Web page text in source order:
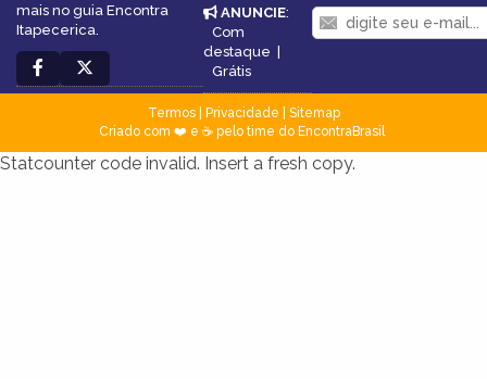
mais no guia Encontra
Itapecerica.
ANUNCIE:
Com
destaque
Grátis
Termos| Privacidade
Sitemap
Criado com ❤️ e ☕ pelo time do EncontraBrasil
Statcounter code invalid. Insert a fresh copy.